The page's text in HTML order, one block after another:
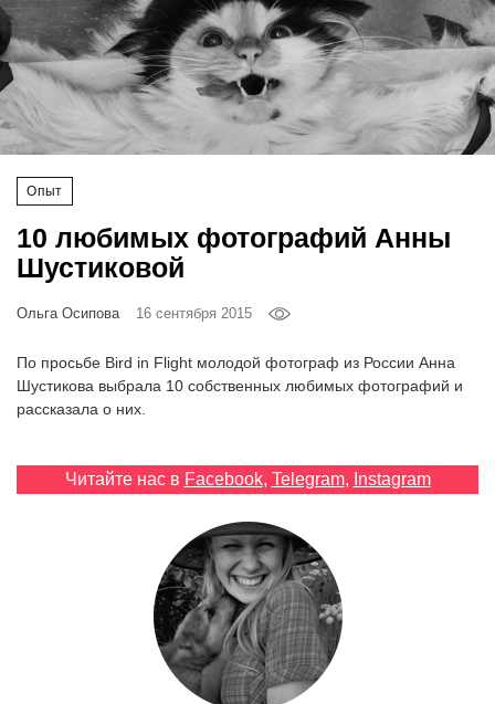
Опыт
10 любимых фотографий Анны
Шустиковой
Ольга Осипова 16 сентября 2015
По просьбе Bird in Flight молодой фотограф из России Анна
Шустикова выбрала 10 собственных любимых фотографий и
рассказала о них.
Читайте нас в Facebook, Telegram, Instagram